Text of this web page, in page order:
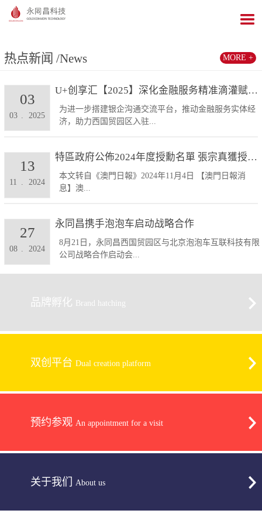
热点新闻 /News
U+创享汇【2025】深化金融服务精准滴灌赋能发展...
为进一步搭建银企沟通交流平台，推动金融服务实体经
济，助力西国贸园区入驻...
03 2025
03
特區政府公佈2024年度授勳名單 張宗真獲授予專業...
本文转自《澳門日報》2024年11月4日 【澳門日報消
息】澳...
11 2024
13
永同昌携手泡泡车启动战略合作
8月21日，永同昌西国贸园区与北京泡泡车互联科技有限
公司战略合作启动会...
08 . 2024
27
MORE +
品牌孵化 Brand hatching
双创平台 Dual creation platform
预约参观 An appointment for a visit
关于我们 About us